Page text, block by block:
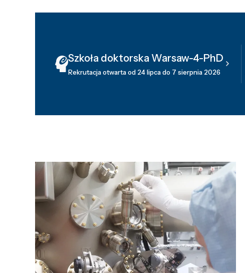
Szkoła doktorska Warsaw-4-PhD
Rekrutacja otwarta od 24 lipca do 7 sierpnia 2026